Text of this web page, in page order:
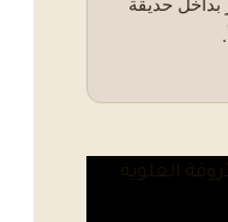
العلوية